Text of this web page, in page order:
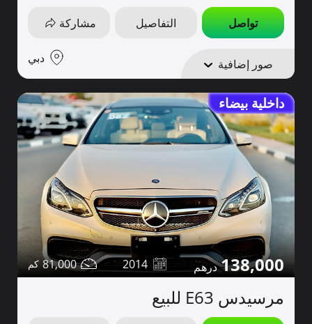
تواصل التفاصيل مشاركة
صور إضافية دبي
داخلية بيضاء
138,000
2014
81,000
مرسيدس E63 للبيع